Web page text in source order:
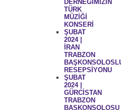
DERNEĞİMİZİN
TÜRK
MÜZİĞİ
KONSERİ
ŞUBAT
2024 |
İRAN
TRABZON
RESEPSİYONU
ŞUBAT
2024 |
GÜRCİSTAN
TRABZON
BAŞKONSOLOSU